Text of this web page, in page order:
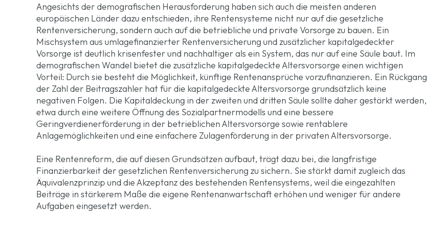
Angesichts der demografischen Herausforderung haben sich auch die meisten anderen
europäischen Länder dazu entschieden, ihre Rentensysteme nicht nur auf die gesetzliche
Rentenversicherung, sondern auch auf die betriebliche und private Vorsorge zu bauen. Ein
Mischsystem aus umlagefinanzierter Rentenversicherung und zusätzlicher kapitalgedeckter
Vorsorge ist deutlich krisenfester und nachhaltiger als ein System, das nur auf eine Säule baut. Im
demografischen Wandel bietet die zusätzliche kapitalgedeckte Altersvorsorge einen wichtigen
Vorteil: Durch sie besteht die Möglichkeit, künftige Rentenansprüche vorzufinanzieren. Ein Rückgang
der Zahl der Beitragszahler hat für die kapitalgedeckte Altersvorsorge grundsätzlich keine
negativen Folgen. Die Kapitaldeckung in der zweiten und dritten Säule sollte daher gestärkt werden,
etwa durch eine weitere Öffnung des Sozialpartnermodells und eine bessere
Geringverdienerförderung in der betrieblichen Altersvorsorge sowie rentablere
Anlagemöglichkeiten und eine einfachere Zulagenförderung in der privaten Altersvorsorge.
Eine Rentenreform, die auf diesen Grundsätzen aufbaut, trägt dazu bei, die langfristige
Finanzierbarkeit der gesetzlichen Rentenversicherung zu sichern. Sie stärkt damit zugleich das
Äquivalenzprinzip und die Akzeptanz des bestehenden Rentensystems, weil die eingezahlten
Beiträge in stärkerem Maße die eigene Rentenanwartschaft erhöhen und weniger für andere
Aufgaben eingesetzt werden.